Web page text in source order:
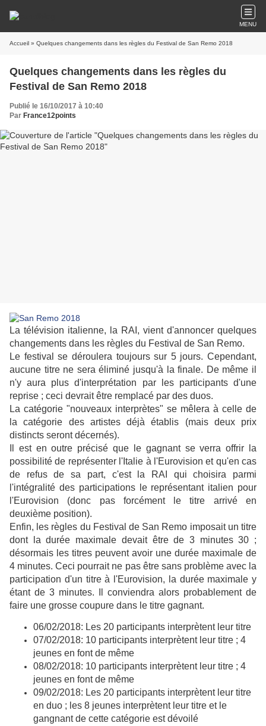
MENU
Accueil » Quelques changements dans les règles du Festival de San Remo 2018
Quelques changements dans les règles du
Festival de San Remo 2018
Publié le 16/10/2017 à 10:40
Par France12points
La télévision italienne, la RAI, vient d'annoncer quelques
changements dans les règles du Festival de San Remo.
Le festival se déroulera toujours sur 5 jours. Cependant,
aucune titre ne sera éliminé jusqu'à la finale. De même il
n'y aura plus d'interprétation par les participants d'une
reprise ; ceci devrait être remplacé par des duos.
La catégorie "nouveaux interprètes" se mêlera à celle de
la catégorie des artistes déjà établis (mais deux prix
distincts seront décernés).
Il est en outre précisé que le gagnant se verra offrir la
possibilité de représenter l'Italie à l'Eurovision et qu'en cas
de refus de sa part, c'est la RAI qui choisira parmi
l'intégralité des participations le représentant italien pour
l'Eurovision (donc pas forcément le titre arrivé en
deuxième position).
Enfin, les règles du Festival de San Remo imposait un titre
dont la durée maximale devait être de 3 minutes 30 ;
désormais les titres peuvent avoir une durée maximale de
4 minutes. Ceci pourrait ne pas être sans problème avec la
participation d'un titre à l'Eurovision, la durée maximale y
étant de 3 minutes. Il conviendra alors probablement de
faire une grosse coupure dans le titre gagnant.
06/02/2018: Les 20 participants interprètent leur titre
07/02/2018: 10 participants interprètent leur titre ; 4
jeunes en font de même
08/02/2018: 10 participants interprètent leur titre ; 4
jeunes en font de même
09/02/2018: Les 20 participants interprètent leur titre
en duo ; les 8 jeunes interprètent leur titre et le
gangnant de cette catégorie est dévoilé